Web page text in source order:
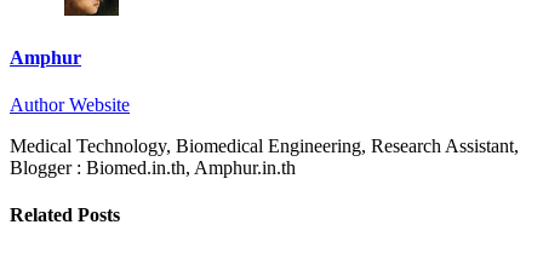
Amphur
Author Website
Medical Technology, Biomedical Engineering, Research Assistant,
Blogger : Biomed.in.th, Amphur.in.th
Related Posts